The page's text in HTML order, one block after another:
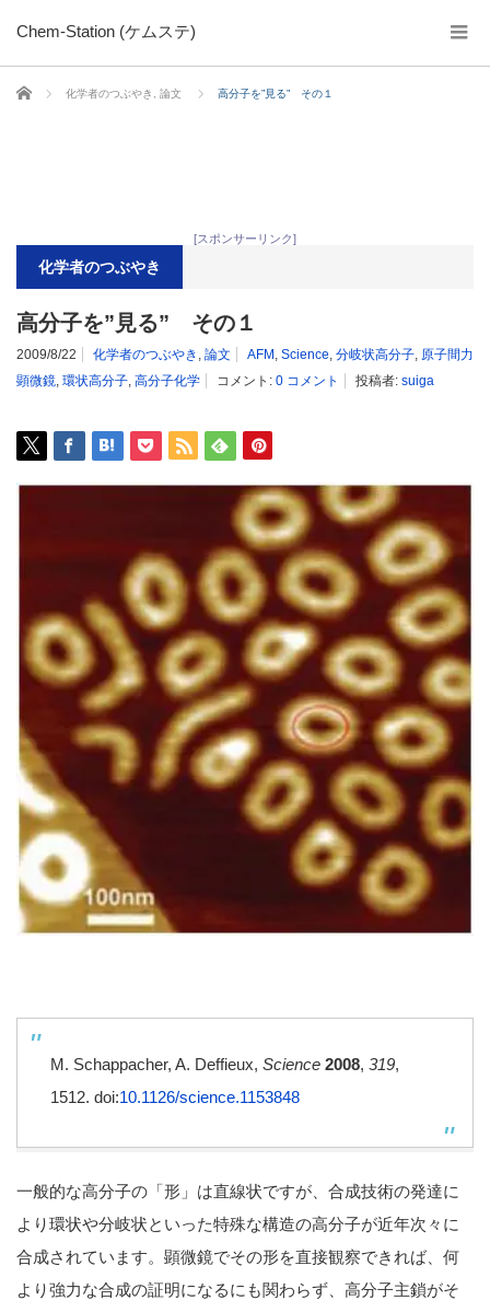
Chem-Station (ケムステ)
ホーム 化学者のつぶやき 論文 高分子を”見る” その１
[スポンサーリンク]
化学者のつぶやき
高分子を”見る” その１
2009/8/22 化学者のつぶやき , 論文 AFM , Science, 分岐状高分子, 原子間力
顕微鏡, 環状高分子, 高分子化学 コメント: 0 コメント 投稿者: suiga
M. Schappacher, A. Deffieux, Science 2008, 319,
1512. doi:10.1126/science.1153848
一般的な高分子の「形」は直線状ですが、合成技術の発達に
より環状や分岐状といった特殊な構造の高分子が近年次々に
合成されています。顕微鏡でその形を直接観察できれば、何
より強力な合成の証明になるにも関わらず、高分子主鎖がそ